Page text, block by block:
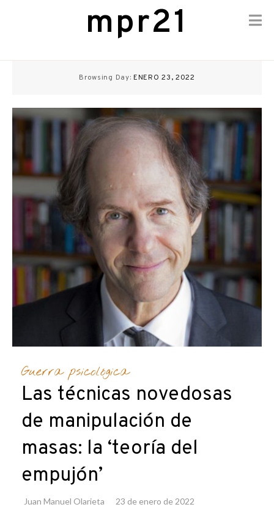
mpr21
Browsing Day: ENERO 23, 2022
Guerra psicológica
Las técnicas novedosas
de manipulación de
masas: la ‘teoría del
empujón’
Juan Manuel Olarieta 23 de enero de 2022